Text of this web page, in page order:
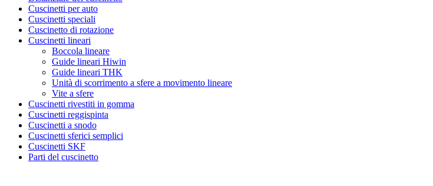
Cuscinetti per auto
Cuscinetti speciali
Cuscinetto di rotazione
Cuscinetti lineari
Boccola lineare
Guide lineari Hiwin
Guide lineari THK
Unità di scorrimento a sfere a movimento lineare
Vite a sfere
Cuscinetti rivestiti in gomma
Cuscinetti reggispinta
Cuscinetti a snodo
Cuscinetti sferici semplici
Cuscinetti SKF
Parti del cuscinetto